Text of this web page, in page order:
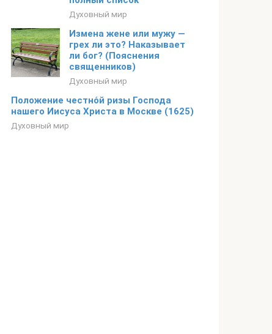
Духовный мир
Измена жене или мужу —
грех ли это? Наказывает
ли бог? (Пояснения
священников)
Духовный мир
Положение честно́й ризы Господа
нашего Иисуса Христа в Москве (1625)
Духовный мир